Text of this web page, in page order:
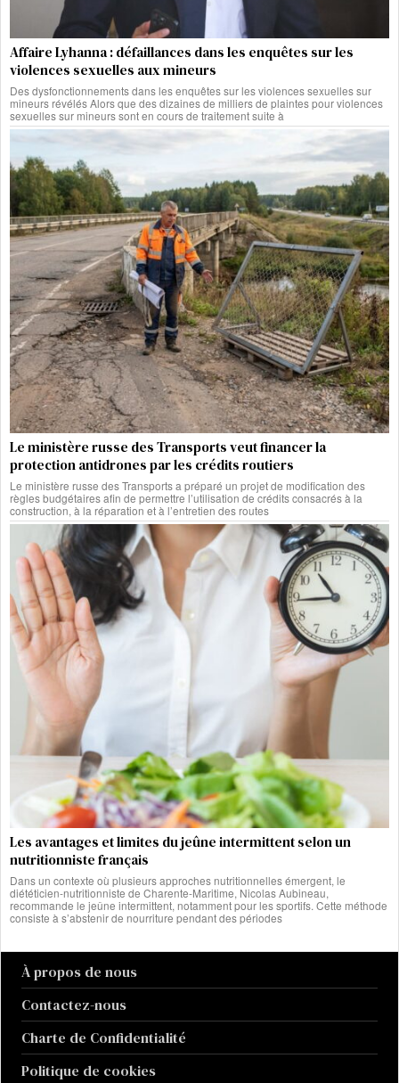
Affaire Lyhanna : défaillances dans les enquêtes sur les
violences sexuelles aux mineurs
Des dysfonctionnements dans les enquêtes sur les violences sexuelles sur
mineurs révélés Alors que des dizaines de milliers de plaintes pour violences
sexuelles sur mineurs sont en cours de traitement suite à
Le ministère russe des Transports veut financer la
protection antidrones par les crédits routiers
Le ministère russe des Transports a préparé un projet de modification des
règles budgétaires afin de permettre l’utilisation de crédits consacrés à la
construction, à la réparation et à l’entretien des routes
Les avantages et limites du jeûne intermittent selon un
nutritionniste français
Dans un contexte où plusieurs approches nutritionnelles émergent, le
diététicien-nutritionniste de Charente-Maritime, Nicolas Aubineau,
recommande le jeûne intermittent, notamment pour les sportifs. Cette méthode
consiste à s’abstenir de nourriture pendant des périodes
À propos de nous
Contactez-nous
Charte de Confidentialité
Politique de cookies